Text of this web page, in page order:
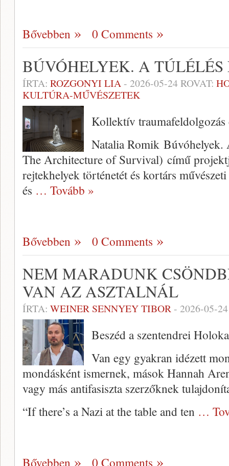
Bővebben 0 Comments
BÚVÓHELYEK. A TÚLÉLÉS
ÍRTA: ROZGONYI LIA- 2026-05-24ROVAT:
KULTÚRA-MŰVÉSZETEK
Kollektív traumafeldolgozás
Natalia Romik Búvóhelyek.
The Architecture of Survival) című
rejtekhelyek történetét és kortárs
és … Tovább »
Bővebben 0 Comments
NEM MARADUNK
VAN AZ ASZTALNÁL
ÍRTA: WEINER SENNYEY TIBOR- 2026-05-24
Beszéd a szentendrei
Van egy gyakran idézett
mondásként ismernek, mások Hannah
vagy más antifasiszta szerzőknek
“If there’s a Nazi at the table and ten …
Bővebben 0 Comments